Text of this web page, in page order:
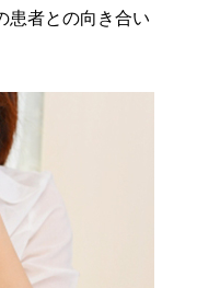
患者との向き合い